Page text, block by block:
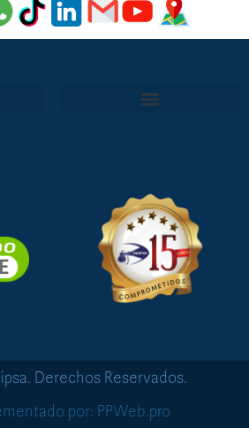
Derechos Reservados.
por: PPWeb.pro